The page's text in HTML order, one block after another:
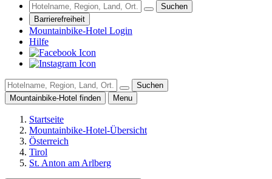
Suchen
Barrierefreiheit
Mountainbike-Hotel Login
Hilfe
Suchen
Mountainbike-Hotel finden
Menu
Startseite
Mountainbike-Hotel-Übersicht
Österreich
Tirol
St. Anton am Arlberg